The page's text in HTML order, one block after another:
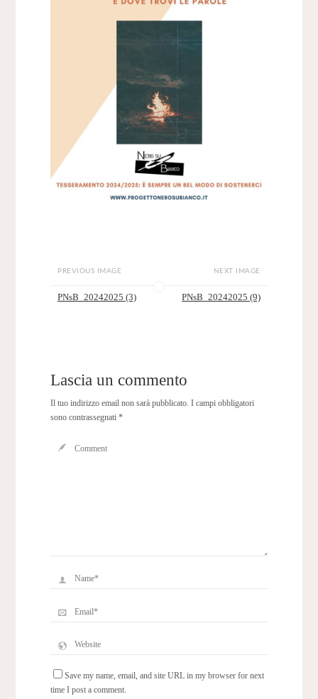
PREVIOUS IMAGE
PNsB_20242025 (3)
NEXT IMAGE
PNsB_20242025 (9)
Lascia un commento
Il tuo indirizzo email non sarà pubblicato. I campi obbligatori
sono contrassegnati *
Save my name, email, and site URL in my browser for next
time I post a comment.